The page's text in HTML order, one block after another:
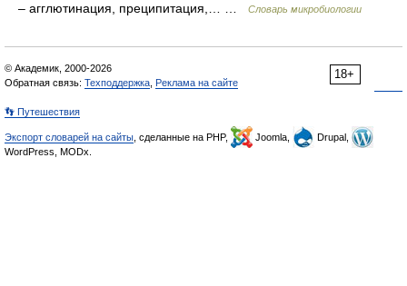
– агглютинация, преципитация,… …
Словарь микробиологии
18+
© Академик, 2000-2026
Обратная связь: Техподдержка Реклама на сайте
👣 Путешествия
Экспорт словарей на сайты , сделанные на PHP, Joomla,
Drupal,
WordPress, MODx.